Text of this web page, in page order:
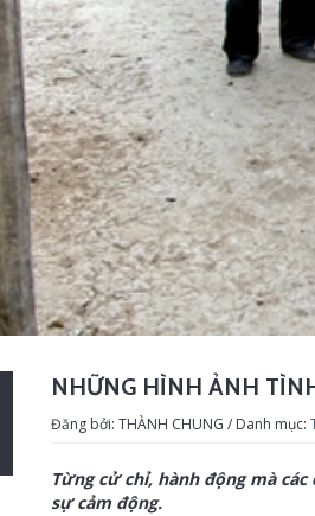
NHỮNG HÌNH ẢNH
Đăng bởi: THÀNH CHUNG / Danh mục:
Từng cử chỉ, hành động mà
sự cảm động.